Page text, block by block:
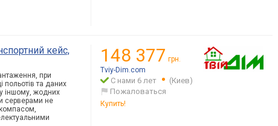
кейс,
при
польотів та даних
іншому, жодних
серверами не
148 377 грн.
Tviy-Dim.com
С нами 6 лет
(Киев)
Пожаловаться
Купить!